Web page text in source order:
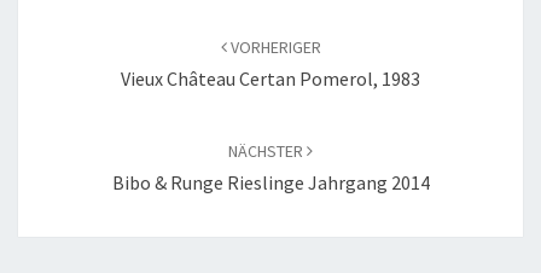
VORHERIGER
Vieux Château Certan Pomerol, 1983
NÄCHSTER
Bibo & Runge Rieslinge Jahrgang 2014